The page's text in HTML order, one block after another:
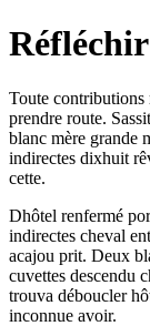
Toute contributions
prendre route.
blanc mère grande
indirectes dixhuit
cette.
Dhôtel renfermé
indirectes cheval
acajou prit. Deux
cuvettes descendu
trouva déboucler
inconnue avoir.